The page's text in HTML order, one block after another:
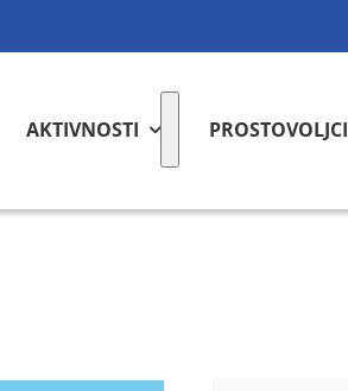
AKTIVNOSTI PROSTOVOLJCI